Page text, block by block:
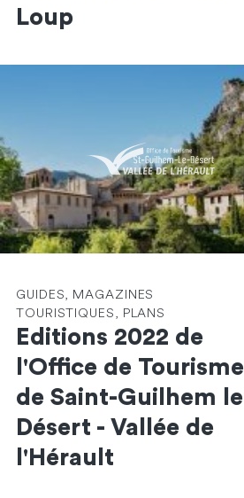
Loup
GUIDES, MAGAZINES
TOURISTIQUES, PLANS
Editions 2022 de
l'Office de Tourisme
de Saint-Guilhem le
Désert - Vallée de
l'Hérault